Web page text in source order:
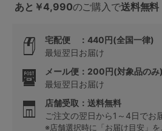
あと￥4,990のご購入で送料無料
宅配便 ：440円(全国一律)
最短翌日お届け
メール便：200円(対象品のみ)
最短翌日お届け
店舗受取：送料無料
ご注文の翌日から1～4日でお
※店舗選択時に「お届け目安」を